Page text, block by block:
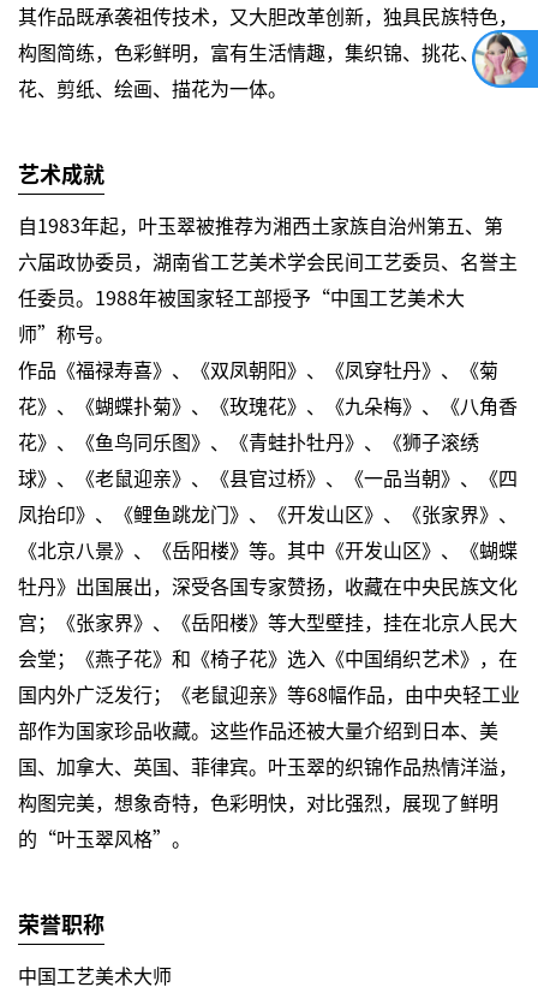
其作品既承袭祖传技术，又大胆改革创新，独具民族特色，
构图简练，色彩鲜明，富有生活情趣，集织锦、挑花、绣
花、剪纸、绘画、描花为一体。
艺术成就
自1983年起，叶玉翠被推荐为湘西土家族自治州第五、第
六届政协委员，湖南省工艺美术学会民间工艺委员、名誉主
任委员。1988年被国家轻工部授予“中国工艺美术大
师”称号。
作品《福禄寿喜》、《双凤朝阳》、《凤穿牡丹》、《菊
花》、《蝴蝶扑菊》、《玫瑰花》、《九朵梅》、《八角香
花》、《鱼鸟同乐图》、《青蛙扑牡丹》、《狮子滚绣
球》、《老鼠迎亲》、《县官过桥》、《一品当朝》、《四
凤抬印》、《鲤鱼跳龙门》、《开发山区》、《张家界》、
《北京八景》、《岳阳楼》等。其中《开发山区》、《蝴蝶
牡丹》出国展出，深受各国专家赞扬，收藏在中央民族文化
宫；《张家界》、《岳阳楼》等大型壁挂，挂在北京人民大
会堂；《燕子花》和《椅子花》选入《中国绢织艺术》，在
国内外广泛发行；《老鼠迎亲》等68幅作品，由中央轻工业
部作为国家珍品收藏。这些作品还被大量介绍到日本、美
国、加拿大、英国、菲律宾。叶玉翠的织锦作品热情洋溢，
构图完美，想象奇特，色彩明快，对比强烈，展现了鲜明
的“叶玉翠风格”。
荣誉职称
中国工艺美术大师